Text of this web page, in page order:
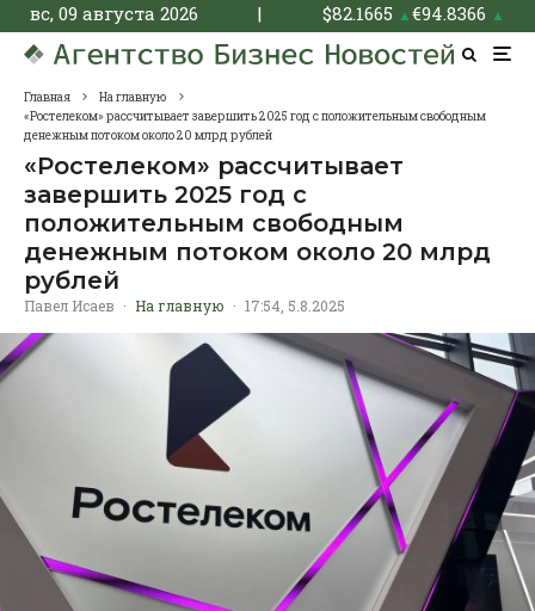
вс, 09 августа 2026 | $82.1665 ▲€94.8366 ▲
Главная
На главную
«Ростелеком» рассчитывает завершить 2025 год с положительным свободным
денежным потоком около 20 млрд рублей
«Ростелеком» рассчитывает
завершить 2025 год с
положительным свободным
денежным потоком около 20 млрд
рублей
Павел Исаев · На главную · 17:54, 5.8.2025